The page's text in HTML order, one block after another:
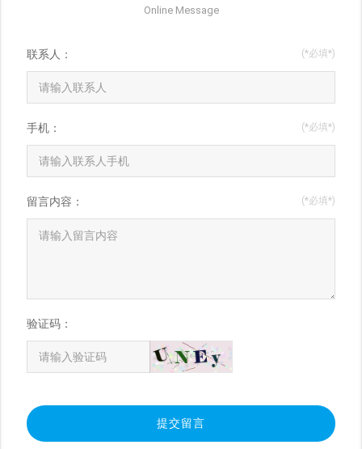
Online Message
联系人： (*必填*)
手机： (*必填*)
留言内容： (*必填*)
验证码：
提交留言